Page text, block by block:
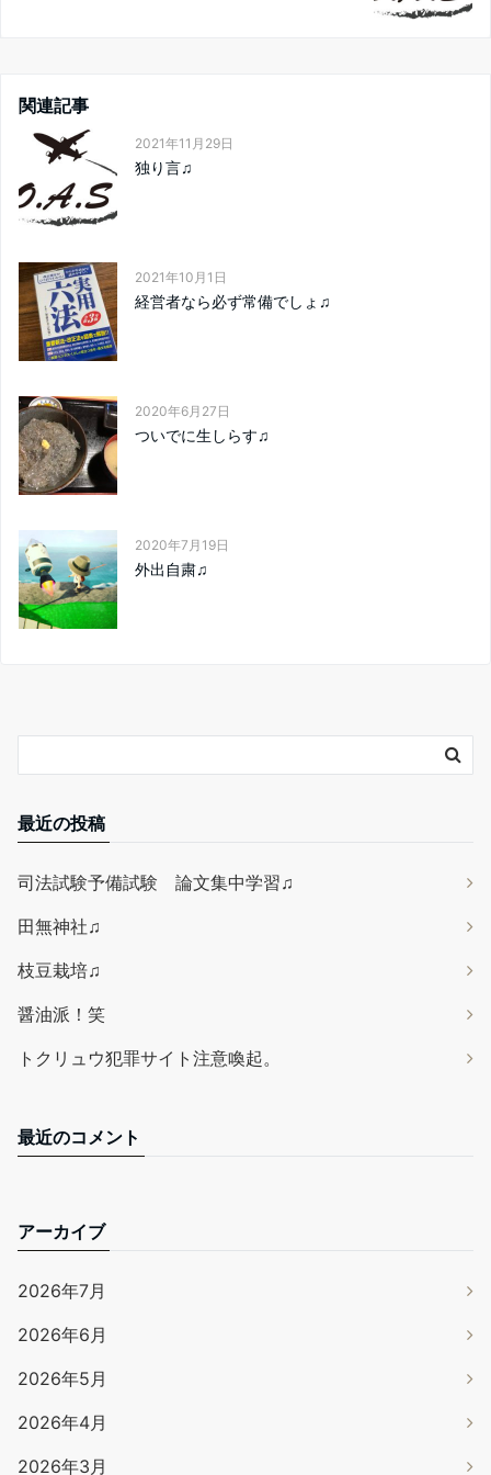
関連記事
2021年11月29日
独り言♫
2021年10月1日
経営者なら必ず常備でしょ♫
2020年6月27日
ついでに生しらす♫
2020年7月19日
外出自粛♫
最近の投稿
司法試験予備試験 論文集中学習♫
田無神社♫
枝豆栽培♫
醤油派！笑
トクリュウ犯罪サイト注意喚起。
最近のコメント
アーカイブ
2026年7月
2026年6月
2026年5月
2026年4月
2026年3月